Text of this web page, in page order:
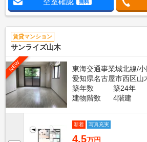
無料
賃貸マンション
サンライズ山木
NEW
東海交通事業城北線/
愛知県名古屋市西区山
築年数
築24年
建物階数
4階建
新着 写真充実
4.5万円